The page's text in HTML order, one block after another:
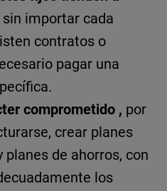
sin importar cada
contratos o
pagar una
comprometido , por
crear planes
de ahorros, con
los